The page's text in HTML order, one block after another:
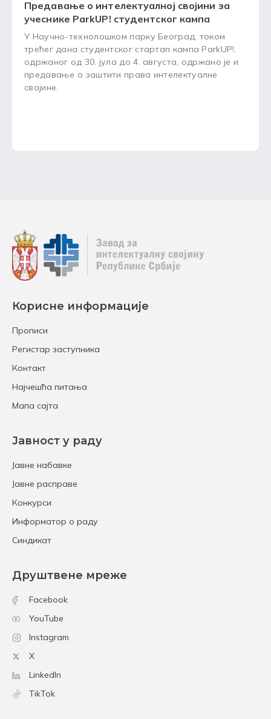
Предавање о интелектуалној својини за
учеснике ParkUP! студентског кампа
У Научно-технолошком парку Београд, током
трећег дана студентског стартап кампа ParkUP!,
одржаног од 30. јула до 4. августа, одржано је и
предавање о заштити права интелектуалне
својине.
Корисне информације
Прописи
Регистар заступника
Контакт
Најчешћа питања
Мапа сајта
Јавност у раду
Јавне набавке
Јавне расправе
Конкурси
Информатор о раду
Синдикат
Друштвене мреже
Facebook
YouTube
Instagram
X
LinkedIn
TikTok